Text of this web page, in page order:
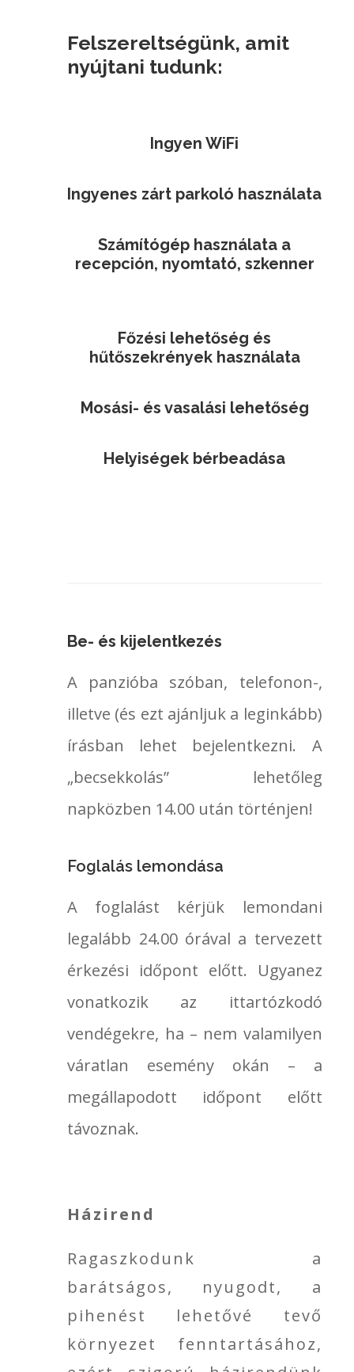
Felszereltségünk, amit
nyújtani tudunk:
Ingyen WiFi
Ingyenes zárt parkoló használata
Számítógép használata a
recepción, nyomtató, szkenner
Főzési lehetőség és
hűtőszekrények használata
Mosási- és vasalási lehetőség
Helyiségek bérbeadása
Be- és kijelentkezés
A panzióba szóban, telefonon-,
illetve (és ezt ajánljuk a leginkább)
írásban lehet bejelentkezni. A
„becsekkolás” lehetőleg
napközben 14.00 után történjen!
Foglalás lemondása
A foglalást kérjük lemondani
legalább 24.00 órával a tervezett
érkezési időpont előtt. Ugyanez
vonatkozik az ittartózkodó
vendégekre, ha – nem valamilyen
váratlan esemény okán – a
megállapodott időpont előtt
távoznak.
Házirend
Ragaszkodunk a
barátságos, nyugodt, a
pihenést lehetővé tevő
környezet fenntartásához,